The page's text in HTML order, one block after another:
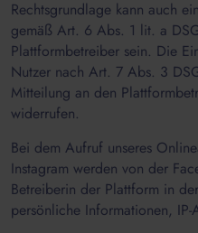
Rechtsgrundlage kann auch
gemäß Art. 6 Abs. 1 lit. a
Plattformbetreiber sein. Die
Nutzer nach Art. 7 Abs. 3
Mitteilung an den
widerrufen.
Bei dem Aufruf unseres
Instagram werden von der
Betreiberin der Plattform in
persönliche Informationen,